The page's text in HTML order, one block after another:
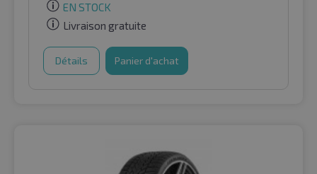
EN STOCK
Livraison gratuite
Détails Panier d'achat